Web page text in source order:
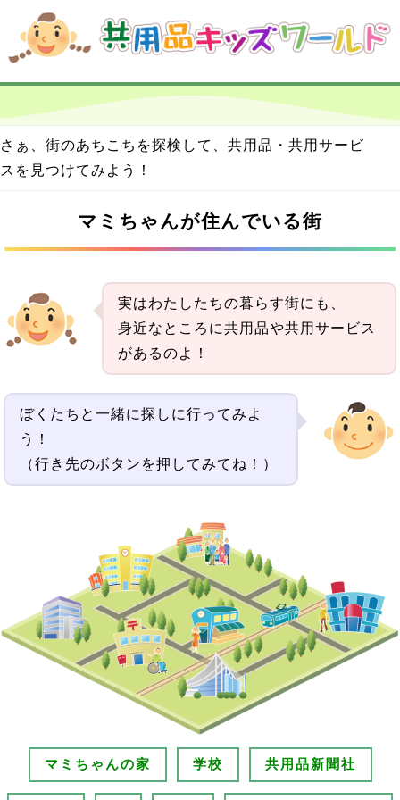
さぁ、街のあちこちを探検して、共用品・共用サービ
スを見つけてみよう！
こ
本
文
マミちゃんが住んでいる街
実はわたしたちの暮らす街にも、
身近なところに共用品や共用サービス
があるのよ！
ぼくたちと一緒に探しに行ってみよ
う！
（行き先のボタンを押してみてね！）
マミちゃんの家 学校 共用品新聞社